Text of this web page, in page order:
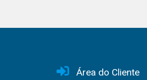
Área do Cliente